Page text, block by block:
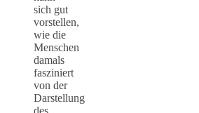
sich gut
vorstellen,
wie die
Menschen
damals
fasziniert
von der
Darstellung